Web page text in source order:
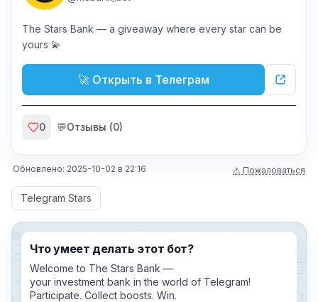
The Stars Bank — a giveaway where every star can be
yours 💫
🚀 Открыть в Телеграм
0 💬Отзывы (0)
Обновлено: 2025-10-02 в 22:16 ⚠ Пожаловаться
Telegram Stars
Что умеет делать этот бот?
Welcome to The Stars Bank —
your investment bank in the world of Telegram!
Participate. Collect boosts. Win.